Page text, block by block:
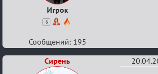
Игрок
6
Сообщений: 195
Сирень